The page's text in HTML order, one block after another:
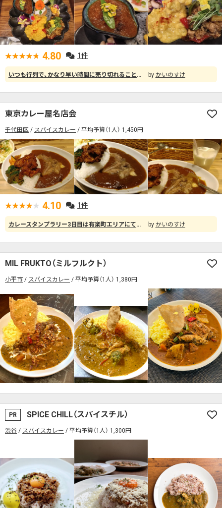
4.80 1件
いつも行列で、かなり早い時間に売り切れることもあるTAKEUCHIさん。 カレーグランプリ2日目の日曜、午前中は大手町で用事があったので昼はどこに行こうか考えていたらTAKEUCHIさんが営業しているという情報を見つけ、13時半すぎに訪問。やっぱり並びましたが30分で入店できました。 気まぐれプレートのヒマラヤ山椒のチキンカレー（1,500円）をオーダー。 プレートなので、手前には彩り野菜とガパオ風カレー（鶏粗挽き）や、とうもろこしのバリップ仕立て風カレー（中辛）も盛り付けられてきます。 毎回思うのですが、食べるのがもったたいないくらいキレイな盛り付けです。眼福です。 でも食べちゃうんですけど(笑) 食べるとコレがまた素材の味を活かした優しい味付けになっていて、上に乗っかっている花も飾りじゃなくて食べられちゃう。眼福な上に満腹で、満足です。 スタッフのみなさんも親切で、何度も通いたいんだけど、並ばない時間帯を見つけないとなぁ(笑) かいのすけ
東京カレー屋名店会
千代田区 スパイスカレー 平均予算（1人） 1,450円
4.10 1件
カレースタンプラリー3日目は有楽町エリアにて。 イトシアの地下1階にあるカレー屋名店会さんへ。21時近くだったので、カウンター席にいつもの賑わいは無く、すぐに注文できました。 こちらのお店は有名店のカレーが食べられるので、入店前は魯珈にしようかカリ〜番長にしようか悩んでましたが、席についたら眼の前の「素揚げ野菜と牛スジタンドリーフライのカレー」（サラダ、ラッシー付で1,250円）に惹かれてしまいました。 少しとろみのあるルーに牛スジを大量に浮かべ、タンドリーチキンフライ2個とブロッコリー、かぼちゃの素揚げがところ狭しと並べられており、ボリュームも大満足。 ところでなんでブロッコリーの素揚げってあんなにおいしいんですかね？ かいのすけ
MIL FRUKTO（ミルフルクト）
小平市 スパイスカレー 平均予算（1人） 1,380円
PR SPICE CHILL（スパイスチル）
渋谷 スパイスカレー 平均予算（1人） 1,300円